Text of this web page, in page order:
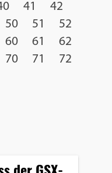
41
42
50 51
52
60 61
62
70 71
72